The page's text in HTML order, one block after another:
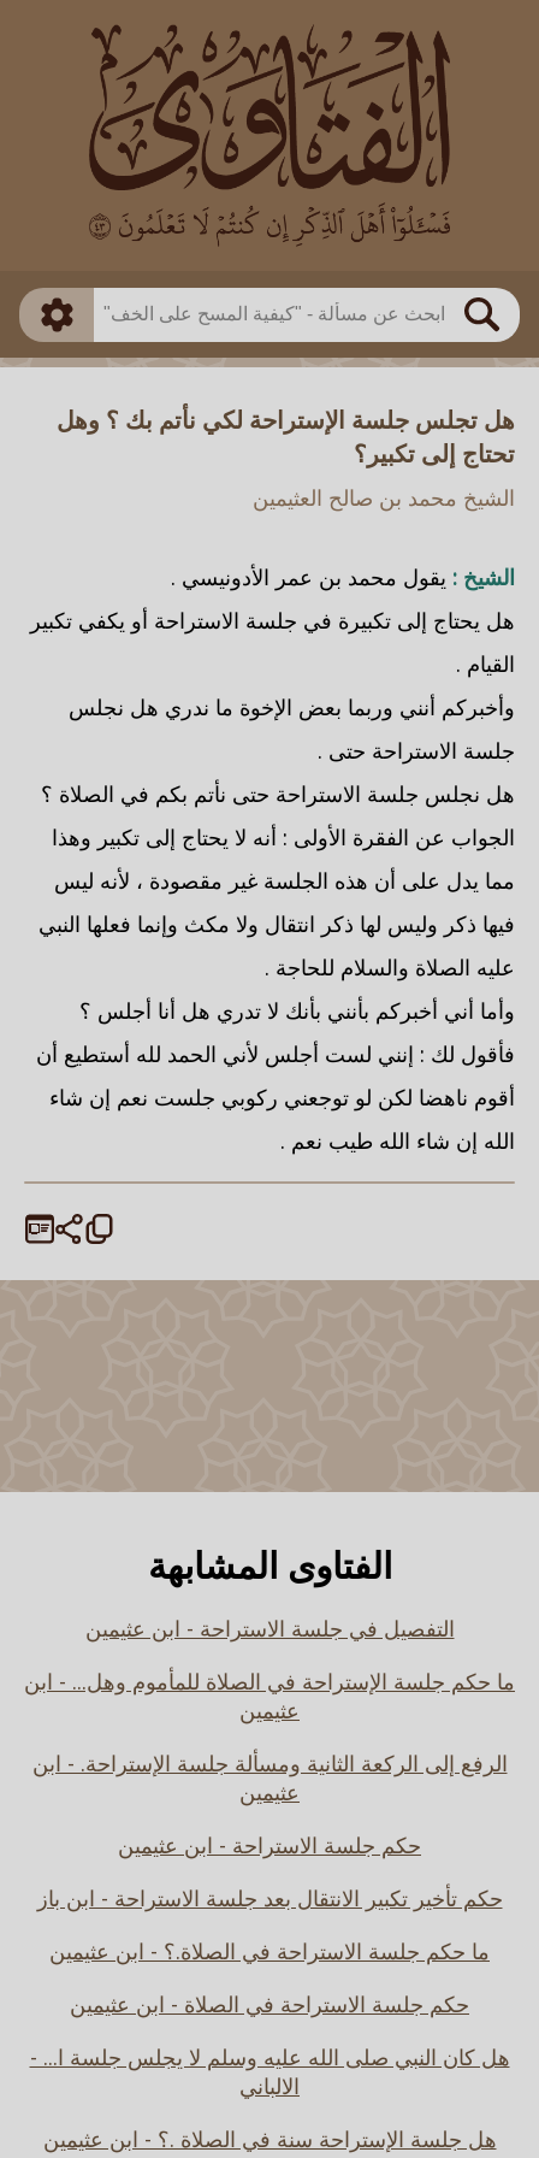
بحث
العالم
بن باز
بن العثيمين
اللجنة الدائمة
طريقة البحث
ذكي
هل تجلس جلسة الإستراحة لكي نأتم بك ؟ وهل
تحتاج إلى تكبير؟
الشيخ محمد بن صالح العثيمين
الشيخ : يقول محمد بن عمر الأدونيسي .
هل يحتاج إلى تكبيرة في جلسة الاستراحة أو يكفي تكبير
القيام .
وأخبركم أنني وربما بعض الإخوة ما ندري هل نجلس
جلسة الاستراحة حتى .
هل نجلس جلسة الاستراحة حتى نأتم بكم في الصلاة ؟
الجواب عن الفقرة الأولى : أنه لا يحتاج إلى تكبير وهذا
مما يدل على أن هذه الجلسة غير مقصودة ، لأنه ليس
فيها ذكر وليس لها ذكر انتقال ولا مكث وإنما فعلها النبي
عليه الصلاة والسلام للحاجة .
وأما أني أخبركم بأنني بأنك لا تدري هل أنا أجلس ؟
فأقول لك : إنني لست أجلس لأني الحمد لله أستطيع أن
أقوم ناهضا لكن لو توجعني ركوبي جلست نعم إن شاء
الله إن شاء الله طيب نعم .
الفتاوى المشابهة
التفصيل في جلسة الاستراحة - ابن عثيمين
ما حكم جلسة الإستراحة في الصلاة للمأموم وهل... - ابن
عثيمين
الرفع إلى الركعة الثانية ومسألة جلسة الإستراحة. - ابن
عثيمين
حكم جلسة الاستراحة - ابن عثيمين
حكم تأخير تكبير الانتقال بعد جلسة الاستراحة - ابن باز
ما حكم جلسة الاستراحة في الصلاة.؟ - ابن عثيمين
حكم جلسة الاستراحة في الصلاة - ابن عثيمين
هل كان النبي صلى الله عليه وسلم لا يجلس جلسة ا... -
الالباني
هل جلسة الإستراحة سنة في الصلاة .؟ - ابن عثيمين